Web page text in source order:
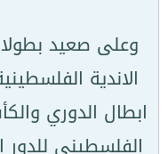
وعلى صعيد
الاندية
ابطال الدوري
الفلسطيني للدور